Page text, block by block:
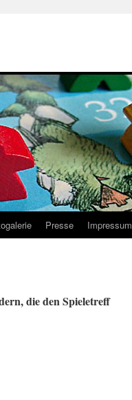
Presse Impressum
die den Spieletreff